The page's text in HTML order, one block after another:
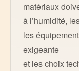
matériaux
à l’humidité,
les
exigeante
et les choix